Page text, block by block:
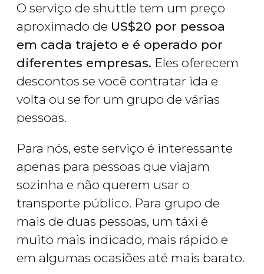
O serviço de shuttle tem um preço
aproximado de US$20 por pessoa
em cada trajeto e é operado por
diferentes empresas. Eles oferecem
descontos se você contratar ida e
volta ou se for um grupo de várias
pessoas.
Para nós, este serviço é interessante
apenas para pessoas que viajam
sozinha e não querem usar o
transporte público. Para grupo de
mais de duas pessoas, um táxi é
muito mais indicado, mais rápido e
em algumas ocasiões até mais barato.